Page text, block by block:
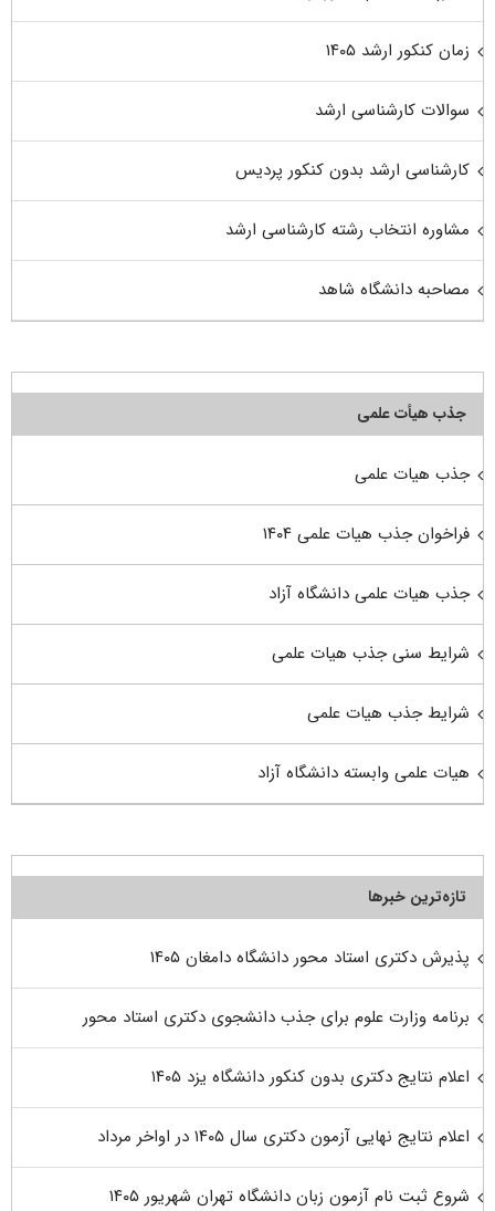
زمان کنکور ارشد ۱۴۰۵
سوالات کارشناسی ارشد
کارشناسی ارشد بدون کنکور پردیس
مشاوره انتخاب رشته کارشناسی ارشد
مصاحبه دانشگاه شاهد
جذب هیأت علمی
جذب هیات علمی
فراخوان جذب هیات علمی ۱۴۰۴
جذب هیات علمی دانشگاه آزاد
شرایط سنی جذب هیات علمی
شرایط جذب هیات علمی
هیات علمی وابسته دانشگاه آزاد
تازه‌ترین خبرها
پذیرش دکتری استاد محور دانشگاه دامغان ۱۴۰۵
برنامه وزارت علوم برای جذب دانشجوی دکتری استاد محور
اعلام نتایج دکتری بدون کنکور دانشگاه یزد ۱۴۰۵
اعلام نتایج نهایی آزمون دکتری سال ۱۴۰۵ در اواخر مرداد
شروع ثبت نام آزمون زبان دانشگاه تهران شهریور ۱۴۰۵